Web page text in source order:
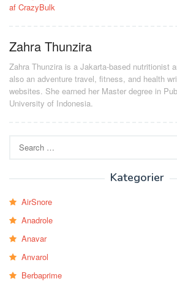
af CrazyBulk
Zahra Thunzira
Zahra Thunzira is a Jakarta-based nutritionist
also an adventure travel, fitness, and health
websites. She earned her Master degree in
University of Indonesia.
for:
Kategorier
AirSnore
Anadrole
Anavar
Anvarol
Berbaprime